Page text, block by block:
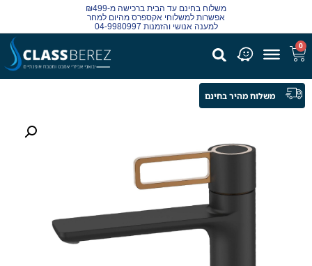
משלוח בחינם עד הבית ברכישה מ-₪499
אפשרות למשלוחי אקספרס מהיום למחר
למענה אנושי והזמנות 04-9980997
0
משלוח מהיר בחינם